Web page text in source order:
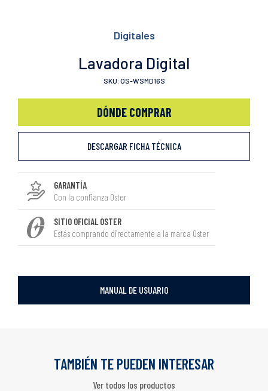
Digitales
Lavadora Digital
SKU: OS-WSMD16S
DÓNDE COMPRAR
DESCARGAR FICHA TÉCNICA
GARANTÍA
Con la confianza Oster
SITIO OFICIAL OSTER
Estás comprando directamente a la marca Oster
MANUAL DE USUARIO
TAMBIÉN TE PUEDEN INTERESAR
Ver todos los productos